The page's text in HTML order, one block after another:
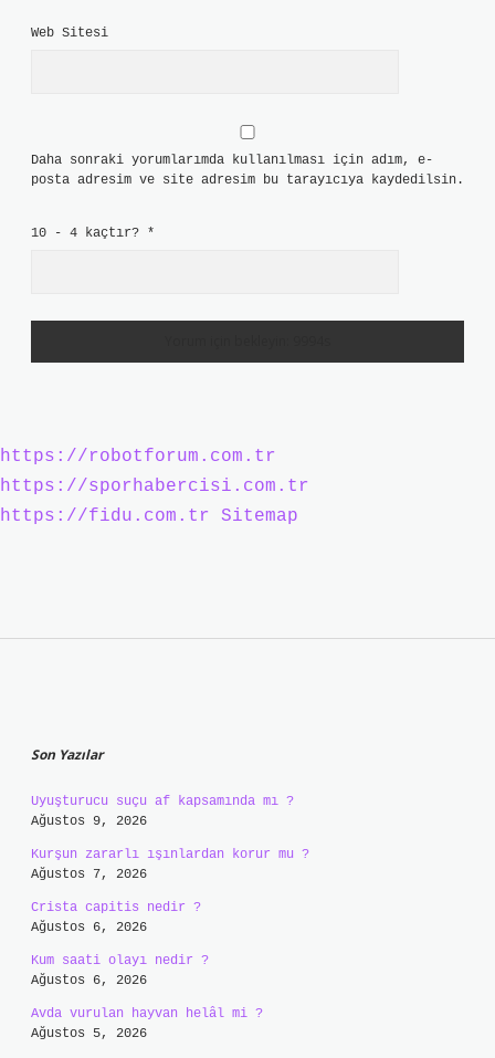
Web Sitesi
Daha sonraki yorumlarımda kullanılması için adım, e-
posta adresim ve site adresim bu tarayıcıya kaydedilsin.
10 - 4 kaçtır? *
https://robotforum.com.tr
https://sporhabercisi.com.tr
https://fidu.com.tr
Sitemap
Son Yazılar
Uyuşturucu suçu af kapsamında mı ?
Ağustos 9, 2026
Kurşun zararlı ışınlardan korur mu ?
Ağustos 7, 2026
Crista capitis nedir ?
Ağustos 6, 2026
Kum saati olayı nedir ?
Ağustos 6, 2026
Avda vurulan hayvan helâl mi ?
Ağustos 5, 2026